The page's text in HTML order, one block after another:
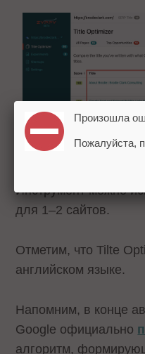
Инструмент можно
для 1–2 сайтов.
Отметим, что Tilte
английском языке.
Напомним, в конце
Google официально
алгоритм,
Произошла
Пожалуйста,